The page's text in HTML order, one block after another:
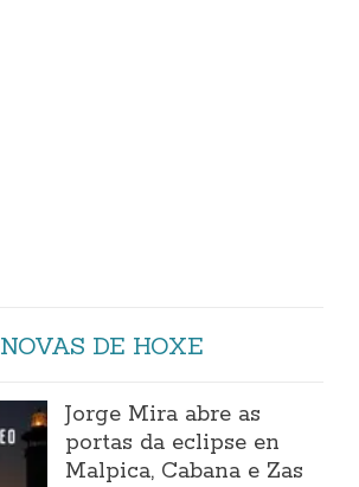
NOVAS DE HOXE
Jorge Mira abre as
portas da eclipse en
Malpica, Cabana e Zas